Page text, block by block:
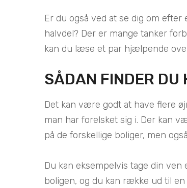
Er du også ved at se dig om
halvdel? Der er mange tanker
kan du læse et par hjælpende
SÅDAN FINDER
Det kan være godt at have flere
man har forelsket sig i. Der kan
på de forskellige boliger, men
Du kan eksempelvis tage din
boligen, og du kan række ud til en